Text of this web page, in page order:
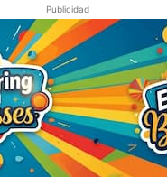
Publicidad